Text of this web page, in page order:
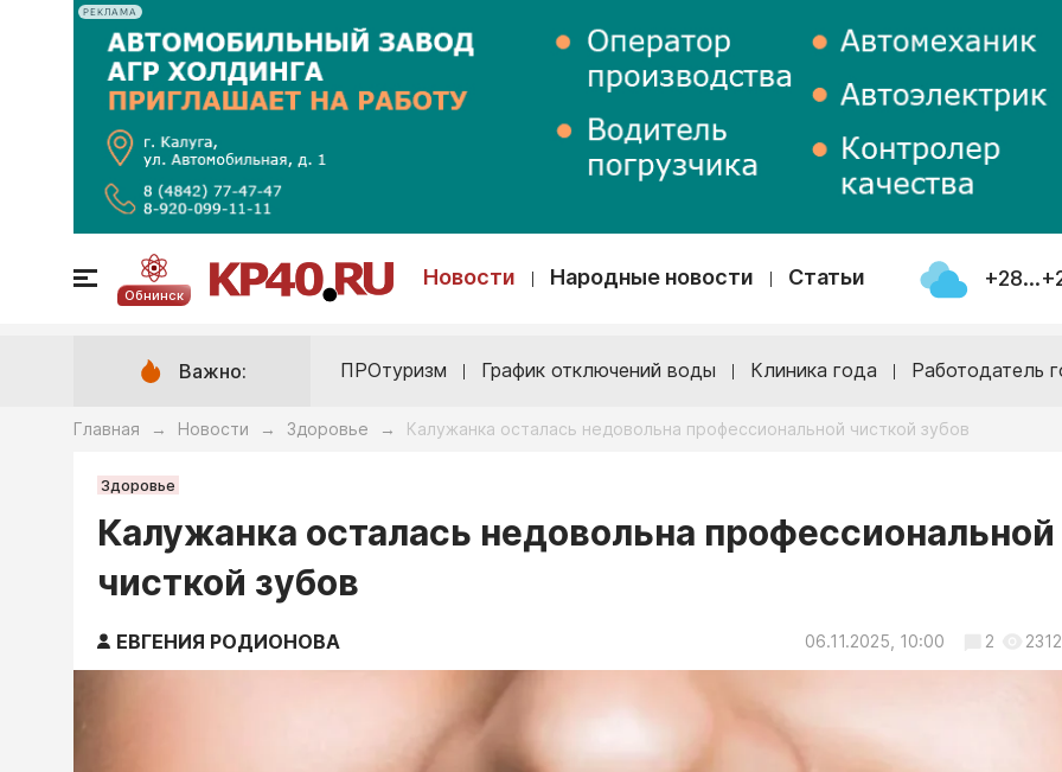
РЕКЛАМА
Обнинск
Новости Народные новости Статьи
Важно: ПРОтуризм График отключений воды Клиника года Работодатель
Главная → Новости → Здоровье → Калужанка осталась недовольна профессиональной чисткой зубов
Здоровье
Калужанка осталась недовольна профессиональной
чисткой зубов
ЕВГЕНИЯ РОДИОНОВА 06.11.2025, 10:00 2 2312